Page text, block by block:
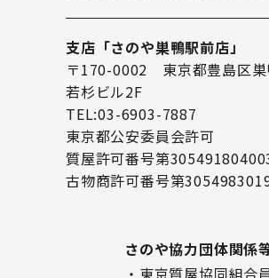
支店「さのや巣鴨駅前店」
〒170-0002 東京都豊島区
若杉ビル2F
TEL:03-6903-7887
東京都公安委員会許可
質屋許可番号第
古物商許可番号第
さのや協力団体関係
・東京質屋協同組合